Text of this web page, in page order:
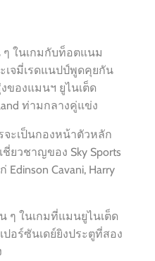
ในเกมกับท็อตแนม
เจมี่เรดแนปป์พูดคุยกัน
ของแมนฯ ยูไนเต็ด
ท่ามกลางคู่แข่ง
ะเป็นกองหน้าตัวหลัก
ยวชาญของ Sky Sports
Cavani, Harry
ๆ ในเกมที่แมนยูไนเต็ด
ปอร์ซันเดย์ยิงประตูที่สอง